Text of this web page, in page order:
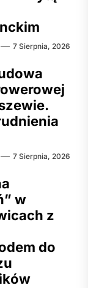
7 Sierpnia, 2026
7 Sierpnia, 2026
w
z
do